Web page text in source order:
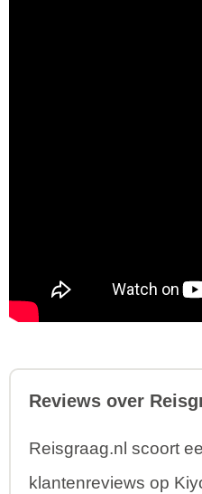
Reviews over
Reisgraag.nl scoort
klantenreviews op